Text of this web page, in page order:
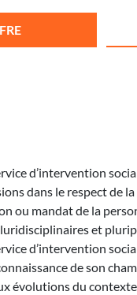
d’intervention
dans le respect de
ou mandat de la
et
d’intervention
de son
évolutions du